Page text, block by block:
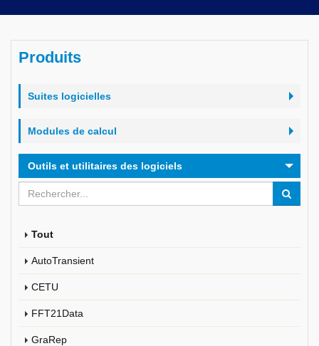
Produits
Suites logicielles
Modules de calcul
Outils et utilitaires des logiciels
Tout
AutoTransient
CETU
FFT21Data
GraRep